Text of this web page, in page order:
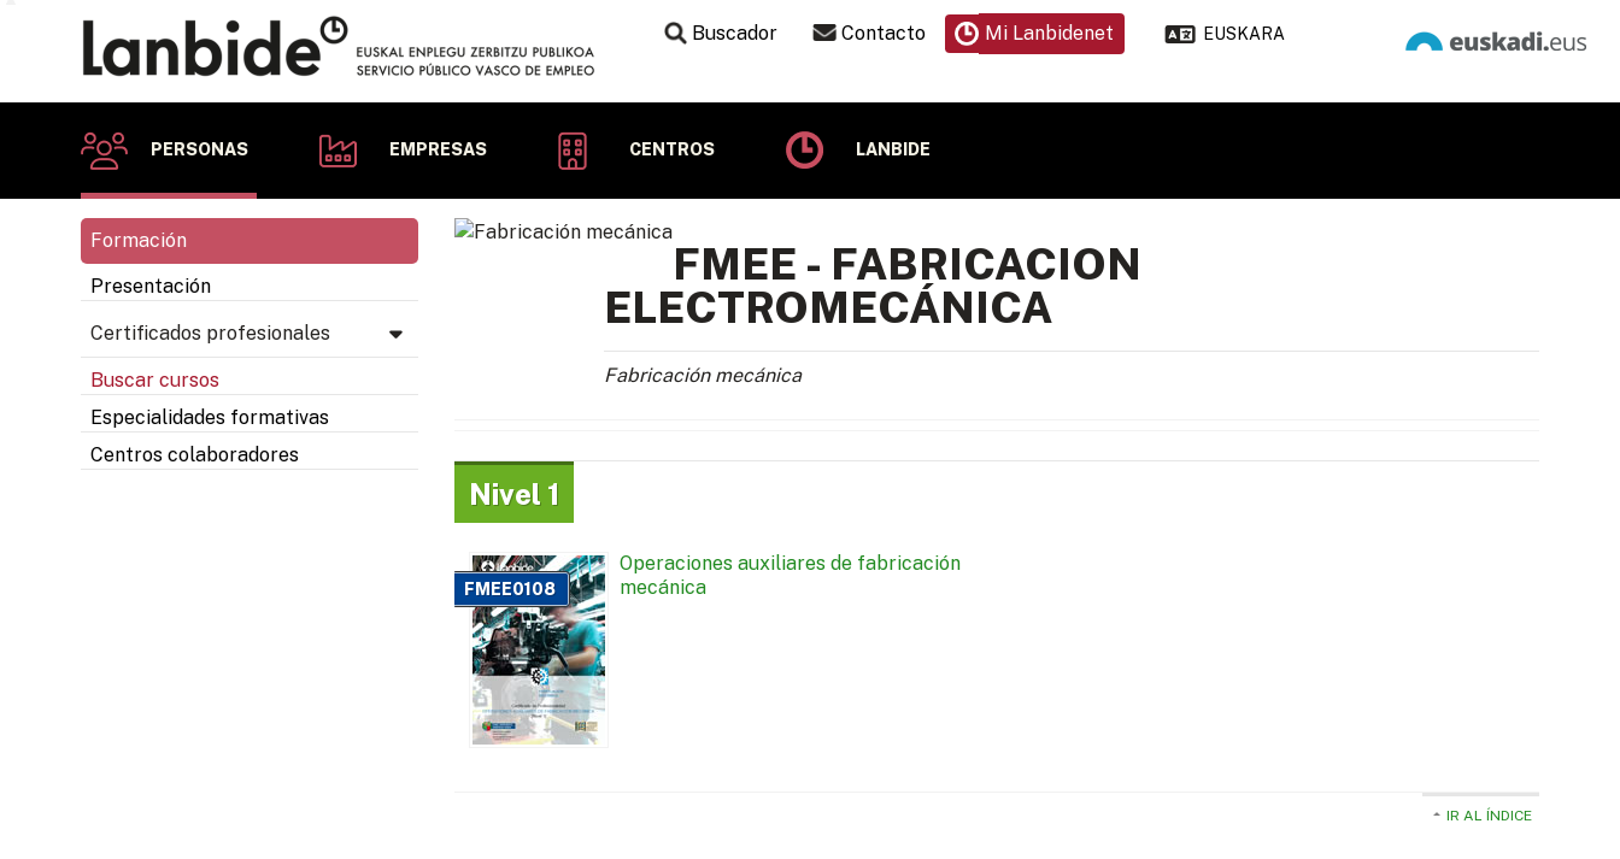
Buscador Contacto Mi Lanbidenet EUSKARA
PERSONAS EMPRESAS CENTROS LANBIDE
Formación
Presentación
Certificados profesionales
Buscar cursos
Especialidades formativas
Centros colaboradores
FMEE - FABRICACION
ELECTROMECÁNICA
Fabricación mecánica
Nivel 1
FMEE0108
Operaciones auxiliares de fabricación
mecánica
IR AL ÍNDICE